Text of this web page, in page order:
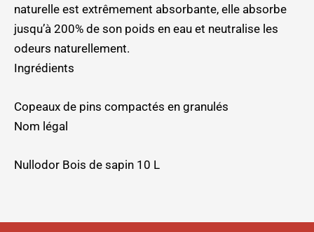
naturelle est extrêmement absorbante, elle absorbe
jusqu’à 200% de son poids en eau et neutralise les
odeurs naturellement.
Ingrédients
Copeaux de pins compactés en granulés
Nom légal
Nullodor Bois de sapin 10 L